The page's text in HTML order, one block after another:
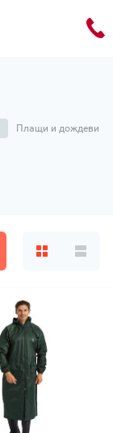
Плащи и дождевики